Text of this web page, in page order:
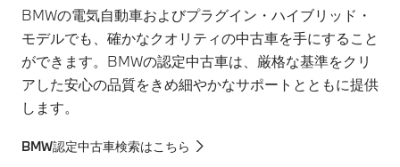
BMWの電気自動車およびプラグイン・ハイブリッド・
モデルでも、確かなクオリティの中古車を手にすること
ができます。BMWの認定中古車は、厳格な基準をクリ
アした安心の品質をきめ細やかなサポートとともに提供
します。
BMW認定中古車検索はこちら